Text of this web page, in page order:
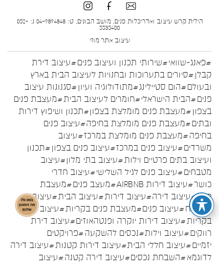
הילית קרש עיצוב ואדריכלות פנים, מושב הבונים, ט: 04-9894848 נ: 052-
5535400
עיצוב אתר מוזי
#פאנג-שוואי#שירותי תכנון ועיצוב פנים#עיצוב דירת
קבלן #סיורים בתערוכות ובחנויות לעיצוב הבית בארץ
ובעולם#הום סטיילינג#מתודולוגיה ועיון #סגנונות עיצוב
פנים#הבית הישראלי#חומרים לעיצוב הבית#מעצבת פנים
בצפון #מעצבת פנים מומלצת בצפון#תכנון ושיפוץ דירות
ובתים#מעצבת פנים מומלצת בחיפה#עיצוב פנים
בחיפה#מעצבת פנים מומלצת במרכז#עיצוב
משרדים#עיצוב פנים במרכז#עיצוב פנים בצפון #תכנון
ועיצוב בתים פרטיים וילות#עיצוב בתי מלון#עיצוב
מטבחים#עיצוב פנים לגיל השלישי#עיצוב חדרי
כושר#עיצוב דירות AIRBNB #מעצב פנים#מעצבת
פנים#עיצוב דירה#עיצוב דירות#עיצוב הבית#עיצוב
המטבח#עיצוב פנים#מעצבת פנים בקריות#עיצוב פנים
בקריות#עיצוב דירות יוקרה ופנטהאוזים#עיצוב דירת
רווקים#עיצוב וילות#נכסים להשקעה#פרויקטים
יזמיים#עיצוב חללי הבית#עיצוב דירות קטנות#עיצוב דירה
לדוגמא#השבחת נכסים#עיצוב דירה קטנה#עיצוב